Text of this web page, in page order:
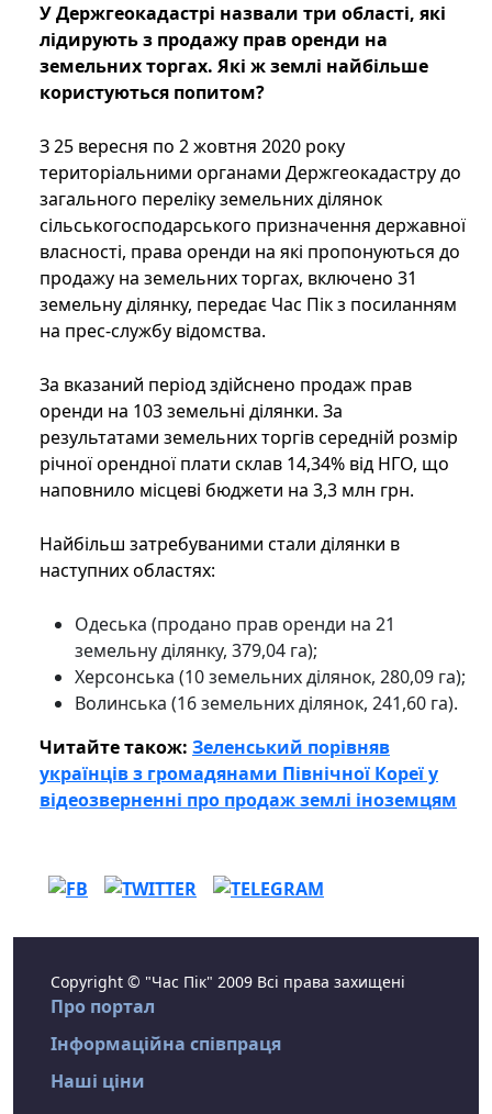
У Держгеокадастрі назвали три області, які
лідирують з продажу прав оренди на
земельних торгах. Які ж землі найбільше
користуються попитом?
З 25 вересня по 2 жовтня 2020 року
територіальними органами Держгеокадастру до
загального переліку земельних ділянок
сільськогосподарського призначення державної
власності, права оренди на які пропонуються до
продажу на земельних торгах, включено 31
земельну ділянку, передає Час Пік з посиланням
на прес-службу відомства.
За вказаний період здійснено продаж прав
оренди на 103 земельні ділянки. За
результатами земельних торгів середній розмір
річної орендної плати склав 14,34% від НГО, що
наповнило місцеві бюджети на 3,3 млн грн.
Найбільш затребуваними стали ділянки в
наступних областях:
Одеська (продано прав оренди на 21
земельну ділянку, 379,04 га);
Херсонська (10 земельних ділянок, 280,09 га);
Волинська (16 земельних ділянок, 241,60 га).
Читайте також: Зеленський порівняв
українців з громадянами Північної Кореї у
відеозверненні про продаж землі іноземцям
Copyright © "Час Пік" 2009 Всі права захищені
Про портал
Інформаційна співпраця
Наші ціни